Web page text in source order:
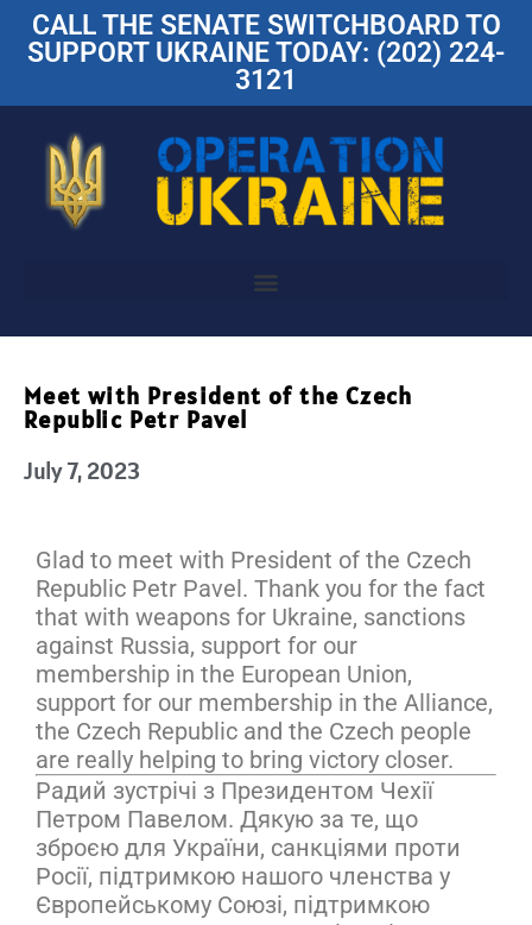
CALL THE SENATE SWITCHBOARD TO
SUPPORT UKRAINE TODAY: (202) 224-
3121
Meet with President of the Czech
Republic Petr Pavel
July 7, 2023
Glad to meet with President of the Czech
Republic Petr Pavel. Thank you for the fact
that with weapons for Ukraine, sanctions
against Russia, support for our
membership in the European Union,
support for our membership in the Alliance,
the Czech Republic and the Czech people
are really helping to bring victory closer.
Радий зустрічі з Президентом Чехії
Петром Павелом. Дякую за те, що
зброєю для України, санкціями проти
Росії, підтримкою нашого членства у
Європейському Союзі, підтримкою